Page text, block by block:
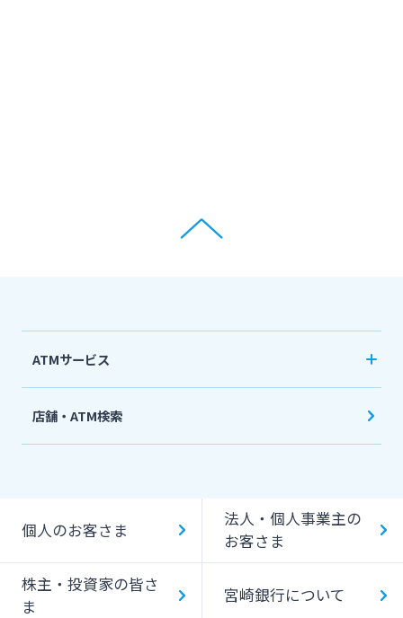
ATMサービス
機能一覧
キャッシング提携先
一日あたりのご利用限度額
ATM Operation Guide
店舗・ATM検索
個人のお客さま
法人・個人事業主の
お客さま
株主・投資家の皆さ
ま
宮崎銀行について